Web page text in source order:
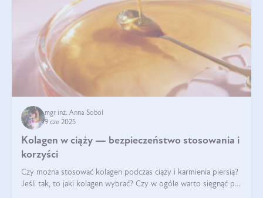
mgr inż. Anna Sobol
9 cze 2025
Kolagen w ciąży — bezpieczeństwo stosowania i
korzyści
Czy można stosować kolagen podczas ciąży i karmienia piersią?
Jeśli tak, to jaki kolagen wybrać? Czy w ogóle warto sięgnąć po